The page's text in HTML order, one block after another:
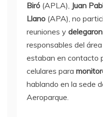
Biró (APLA), Juan
Llano (APA), no
reuniones y
responsables del
estaban en contacto
celulares para
hablando en la sede
Aeroparque.